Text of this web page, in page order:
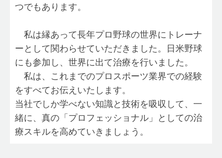
つでもあります。
私は縁あって長年プロ野球の世界にトレーナ
ーとして関わらせていただきました。日米野球
にも参加し、世界に出て治療を行いました。
私は、これまでのプロスポーツ業界での経験
をすべてお伝えいたします。
当社でしか学べない知識と技術を吸収して、一
緒に、真の「プロフェッショナル」としての治
療スキルを高めていきましょう。